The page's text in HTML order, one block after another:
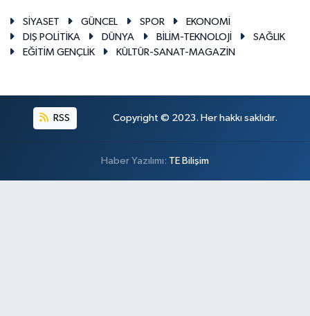
SİYASET GÜNCEL SPOR
EKONOMİ
DIŞ POLİTİKA
DÜNYA BİLİM-TEKNOLOJİ
SAĞLIK
EĞİTİM GENÇLİK
KÜLTÜR-SANAT-MAGAZİN
RSS Copyright © 2023. Her hakkı saklıdır.
Haber Yazılımı: TE Bilişim